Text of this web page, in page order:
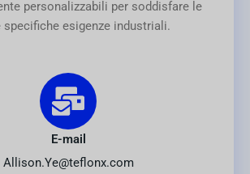
personalizzabili per soddisfare le
specifiche esigenze industriali.
E-mail
Allison.Ye@teflonx.com